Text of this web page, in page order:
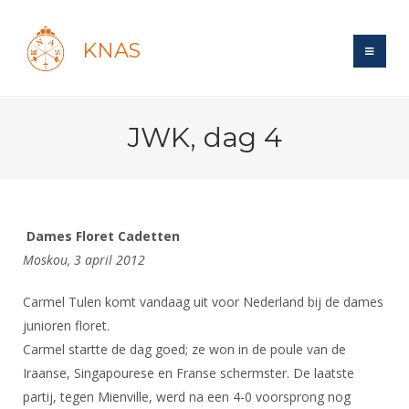
KNAS
Polls
Maandelijks archief
Evenement
Lidmaatschap
Reglementen
Ledencijfers
Sponsors en Partners
Introductie
Veteranen
Lichtzwaardschermen
Wedstrijdsport
Wat is topsport
Nieuws
NK's
Oranje
Informatie
Voor de jeugd
Ouders en vereniging
Jeugdkampen
Forums
Forums
Schermforum
Zoek Vereniging
Contact
JWK, dag 4
Dames Floret Cadetten
Moskou, 3 april 2012
Carmel Tulen komt vandaag uit voor Nederland bij de dames
junioren floret.
Carmel startte de dag goed; ze won in de poule van de
Iraanse, Singapourese en Franse schermster. De laatste
partij, tegen Mienville, werd na een 4-0 voorsprong nog